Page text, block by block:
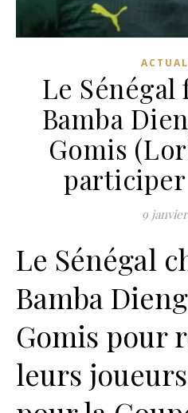
Le Sénégal
Bamba
Gomis
participer
9
Le Sénégal
Bamba
Gomis pour
leurs